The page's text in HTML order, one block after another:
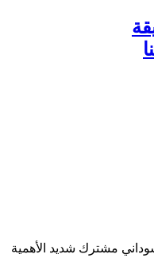
مشترك شديد الأهمية